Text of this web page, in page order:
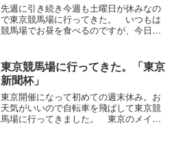
先週に引き続き今週も土曜日が休みなの
で東京競馬場に行ってきた。 いつもは
競馬場でお昼を食べるのですが、今日は
名前は「えどこま」。メニューをみると
味噌に醤油に塩にといろい...
東京競馬場に行ってきた。「東京
新聞杯」
東京開催になって初めての週末休み。お
天気がいいので自転車を飛ばして東京競
馬場に行ってきました。 東京のメイン